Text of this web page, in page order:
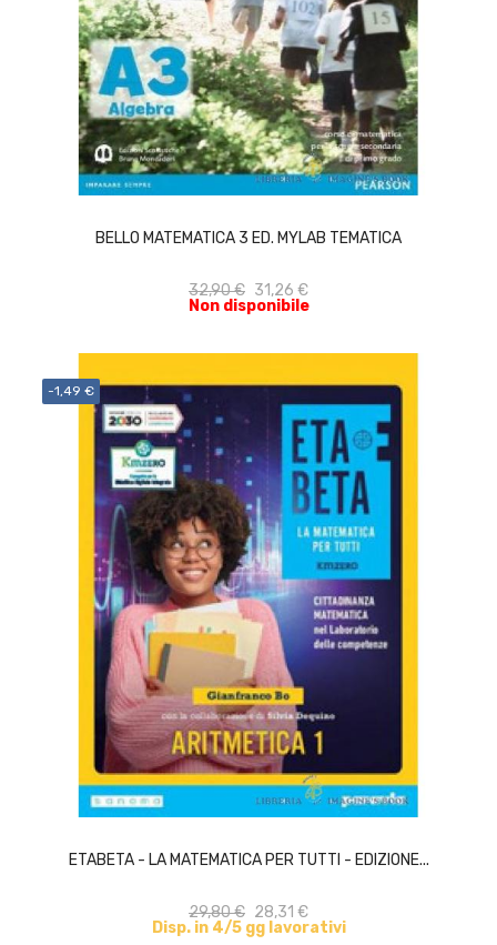
BELLO MATEMATICA 3 ED. MYLAB TEMATICA
32,90 € 31,26 €
Non disponibile
-1,49 €
ETABETA - LA MATEMATICA PER TUTTI - EDIZIONE...
29,80 € 28,31 €
Disp. in 4/5 gg lavorativi